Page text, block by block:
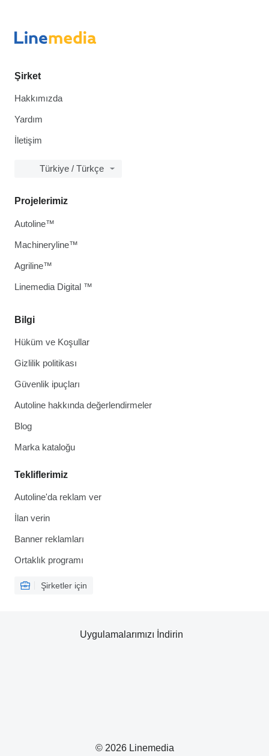
Şirket
Hakkımızda
Yardım
İletişim
Türkiye / Türkçe
Bilgi
Hüküm ve Koşullar
Gizlilik politikası
Güvenlik ipuçları
Autoline hakkında değerlendirmeler
Blog
Marka kataloğu
Tekliflerimiz
Autoline'da reklam ver
İlan verin
Banner reklamları
Ortaklık programı
Şirketler için
Projelerimiz
Autoline™
Machineryline™
Agriline™
Linemedia Digital ™
© 2026 Linemedia
Uygulamalarımızı İndirin